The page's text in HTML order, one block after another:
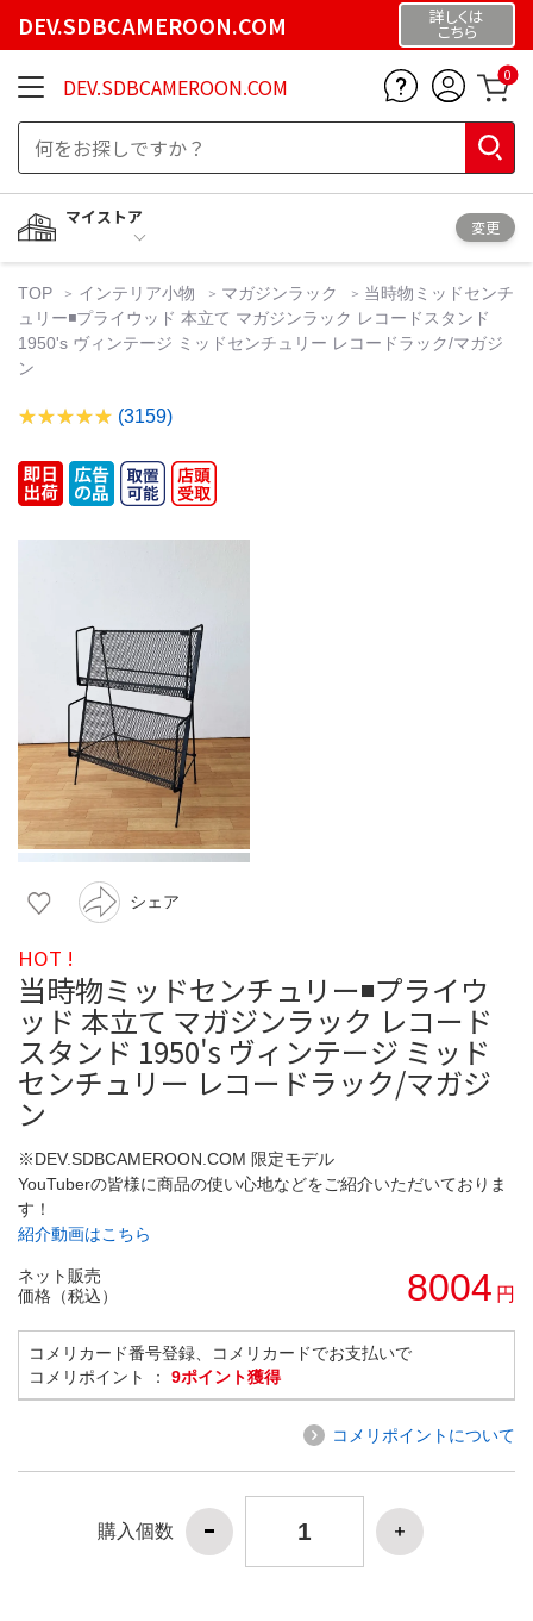
DEV.SDBCAMEROON.COM 詳しくは
こちら
DEV.SDBCAMEROON.COM 0
マイストア
変更
TOP インテリア小物 マガジンラック
当時物ミッドセンチ
ュリー◾️プライウッド 本立て マガジンラック レコードスタンド
1950's ヴィンテージ ミッドセンチュリー レコードラック/マガジ
ン
(3159)
シェア
HOT !
当時物ミッドセンチュリー◾️プライウ
ッド 本立て マガジンラック レコード
スタンド 1950's ヴィンテージ ミッド
センチュリー レコードラック/マガジ
ン
※DEV.SDBCAMEROON.COM 限定モデル
YouTuberの皆様に商品の使い心地などをご紹介いただいておりま
す！
紹介動画はこちら
ネット販売
価格（税込）
8004 円
コメリカード番号登録、コメリカードでお支払いで
コメリポイント ： 9ポイント獲得
コメリポイントについて
購入個数